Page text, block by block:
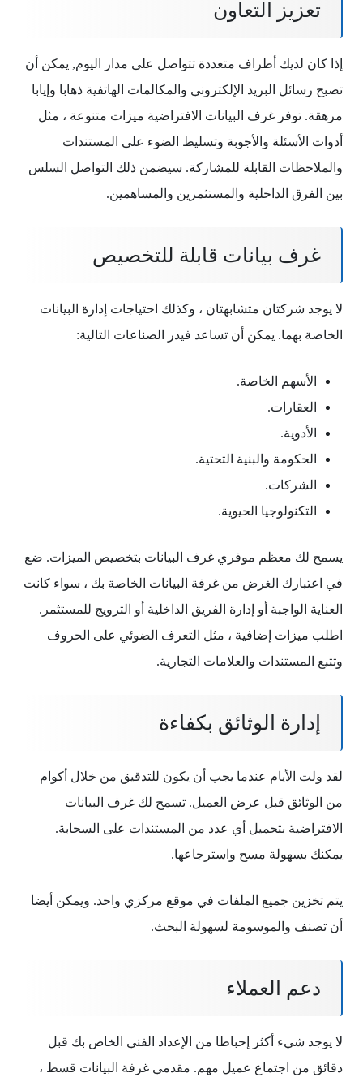
تعزيز التعاون
إذا كان لديك أطراف متعددة تتواصل على مدار اليوم, يمكن أن
تصبح رسائل البريد الإلكتروني والمكالمات الهاتفية ذهابا وإيابا
مرهقة. توفر غرف البيانات الافتراضية ميزات متنوعة ، مثل
أدوات الأسئلة والأجوبة وتسليط الضوء على المستندات
والملاحظات القابلة للمشاركة. سيضمن ذلك التواصل السلس
بين الفرق الداخلية والمستثمرين والمساهمين.
غرف بيانات قابلة للتخصيص
لا يوجد شركتان متشابهتان ، وكذلك احتياجات إدارة البيانات
الخاصة بهما. يمكن أن تساعد فيدر الصناعات التالية:
الأسهم الخاصة.
العقارات.
الأدوية.
الحكومة والبنية التحتية.
الشركات.
التكنولوجيا الحيوية.
يسمح لك معظم موفري غرف البيانات بتخصيص الميزات. ضع
في اعتبارك الغرض من غرفة البيانات الخاصة بك ، سواء كانت
العناية الواجبة أو إدارة الفريق الداخلية أو الترويج للمستثمر.
اطلب ميزات إضافية ، مثل التعرف الضوئي على الحروف
وتتبع المستندات والعلامات التجارية.
إدارة الوثائق بكفاءة
لقد ولت الأيام عندما يجب أن يكون للتدقيق من خلال أكوام
من الوثائق قبل عرض العميل. تسمح لك غرف البيانات
الافتراضية بتحميل أي عدد من المستندات على السحابة.
يمكنك بسهولة مسح واسترجاعها.
يتم تخزين جميع الملفات في موقع مركزي واحد. ويمكن أيضا
أن تصنف والموسومة لسهولة البحث.
دعم العملاء
لا يوجد شيء أكثر إحباطا من الإعداد الفني الخاص بك قبل
دقائق من اجتماع عميل مهم. مقدمي غرفة البيانات قسط ،